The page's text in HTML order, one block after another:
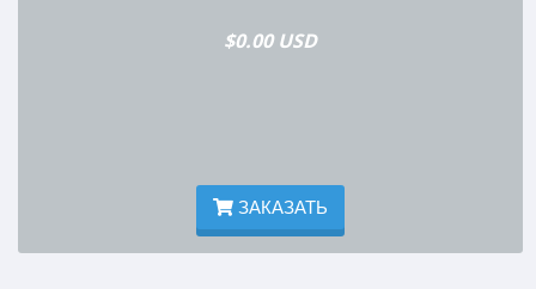
$0.00 USD
ЗАКАЗАТЬ